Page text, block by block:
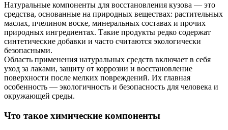
Натуральные компоненты для восстановления кузова — это
средства, основанные на природных веществах: растительных
маслах, пчелином воске, минеральных составах и прочих
природных ингредиентах. Такие продукты редко содержат
синтетические добавки и часто считаются экологически
безопасными.
Область применения натуральных средств включает в себя
уход за лаками, защиту от коррозии и восстановление
поверхности после мелких повреждений. Их главная
особенность — экологичность и безопасность для человека и
окружающей среды.
Что такое химические компоненты